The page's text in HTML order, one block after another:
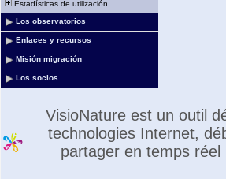
Estadísticas de utilización
Los observatorios
Enlaces y recursos
Misión migración
Los socios
VisioNature est un outil
technologies Internet,
partager en temps